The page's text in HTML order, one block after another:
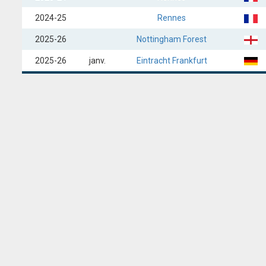
2024-25 Rennes
2025-26 Nottingham Forest
2025-26 janv. Eintracht Frankfurt